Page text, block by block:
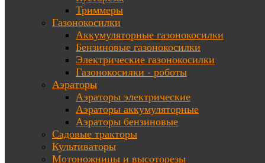
Триммеры
Газонокосилки
Аккумуляторные газонокосилки
Бензиновые газонокосилки
Электрические газонокосилки
Газонокосилки - роботы
Аэраторы
Аэраторы электрические
Аэраторы аккумуляторные
Аэраторы бензиновые
Садовые тракторы
Культиваторы
Мотоножницы и высоторезы